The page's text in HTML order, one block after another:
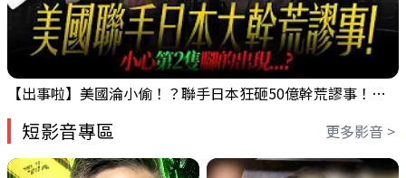
【出事啦】美國淪小偷！？聯手日本狂砸50億幹荒謬事！美元急殺黃金噴發，外資準備血洗台股！？｜ Mr.永年 李｜ 盤後講股 Mr.永年 李 2026 / 08 / 06
短影音專區 更多影音 >